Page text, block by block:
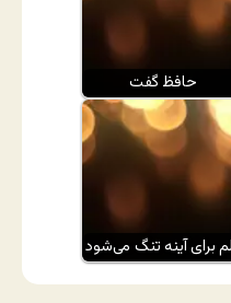
حافظ گفت
برای آینه تنگ می‌شود